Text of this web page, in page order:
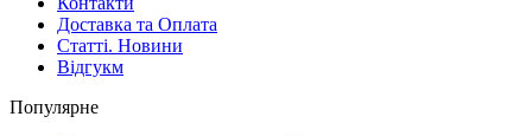
Доставка та Оплата
Статті. Новини
Відгукм
Популярне